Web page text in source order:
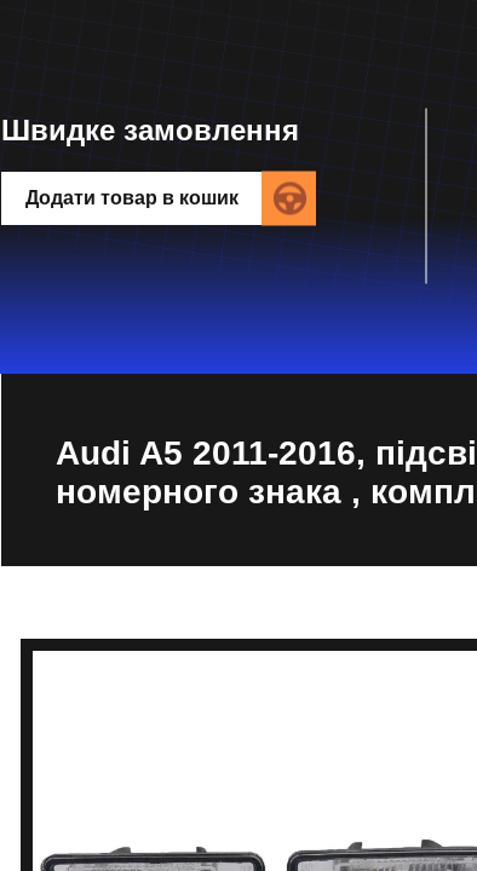
Швидке замовлення
Додати товар в кошик
Audi A5 2011-2016,
номерного знака ,